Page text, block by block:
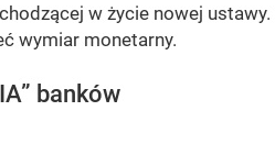
w życie nowej ustawy.
wymiar monetarny.
banków